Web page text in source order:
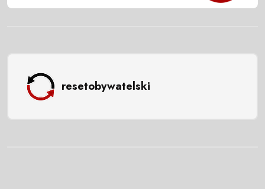
resetobywatelski